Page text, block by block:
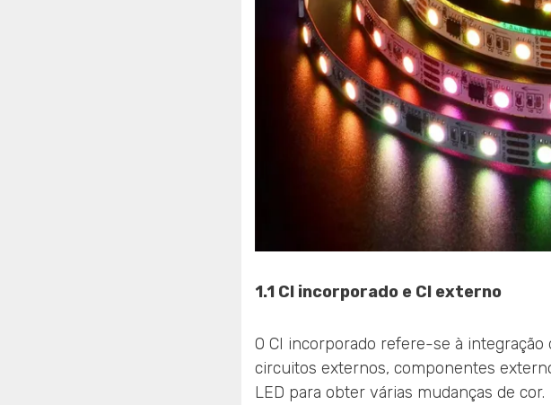
1.1 CI incorporado e CI externo
O CI incorporado refere-se à
circuitos externos, componentes
LED para obter várias mudanças de cor.